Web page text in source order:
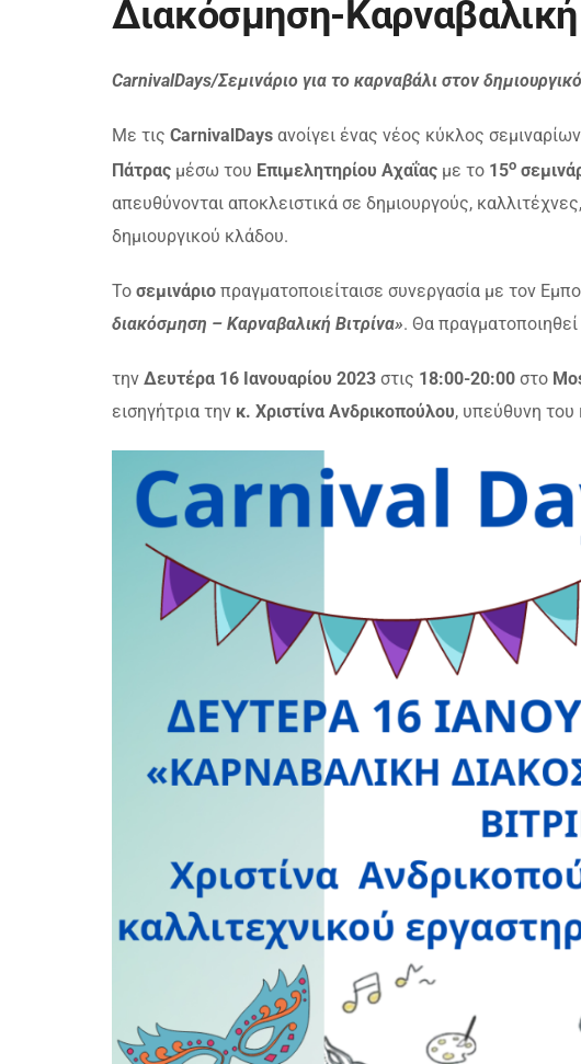
Διακόσμηση-Καρναβαλική
CarnivalDays/Σεμινάριο για το καρναβάλι στον
Με τις CarnivalDays ανοίγει ένας νέος κύκλος
Πάτρας μέσω του Επιμελητηρίου Αχαΐας με το 15ο
απευθύνονται αποκλειστικά σε δημιουργούς,
δημιουργικού κλάδου.
Το σεμινάριο πραγματοποιείταισε συνεργασία με τον
διακόσμηση – Καρναβαλική Βιτρίνα». Θα πραγματοποιηθεί
την Δευτέρα 16 Ιανουαρίου 2023 στις 18:00-20:00 στο
εισηγήτρια την κ. Χριστίνα Ανδρικοπούλου, υπεύθυνη του